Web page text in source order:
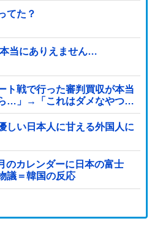
てた？
本当にありえません…
ト戦で行った審判買収が本当
…」→「これはダメなやつ…
しい日本人に甘える外国人に
カレンダーに日本の富士
議＝韓国の反応